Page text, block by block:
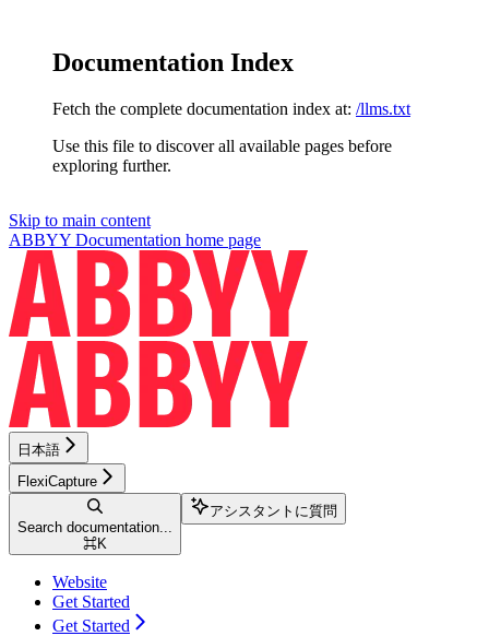
Documentation Index
Fetch the complete documentation index at: /llms.txt
Use this file to discover all available pages before
exploring further.
Skip to main content
ABBYY Documentation home page
日本語
FlexiCapture
Search documentation...
⌘K
アシスタントに質問
Website
Get Started
Get Started